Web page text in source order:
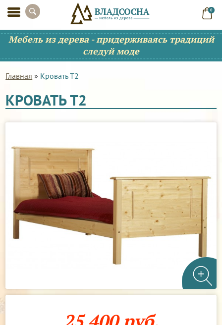
0
Мебель из дерева - придерживаясь традиций
следуй моде
Главная » Кровать Т2
КРОВАТЬ Т2